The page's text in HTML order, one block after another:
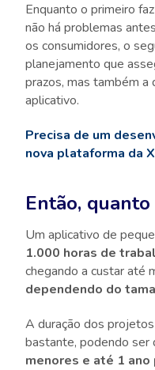
Enquanto o primeiro
não há problemas
os consumidores, o
planejamento que
prazos, mas também
aplicativo.
Precisa de um
nova plataforma da
Então,
Um aplicativo de
1.000 horas de
chegando a custar até
dependendo do
A duração dos
bastante, podendo ser
menores e até 1